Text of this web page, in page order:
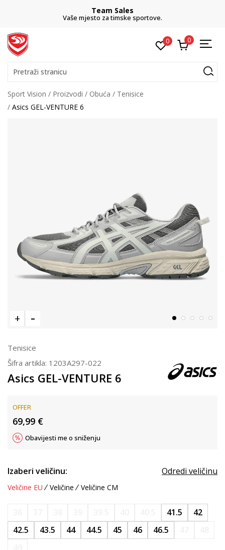
Team Sales
Vaše mjesto za timske sportove.
0 0
Pretraži stranicu
Sport Vision Proizvodi Obuća
Tenisice
Asics GEL-VENTURE 6
Tenisice
Šifra artikla: 1203A297-022
Asics GEL-VENTURE 6
OFFER
69,99 €
Obavijesti me o sniženju
Izaberi veličinu: Odredi veličinu
Veličine EU Veličine Veličine CM
41.5
42
42.5
43.5 44 44.5 45 46 46.5